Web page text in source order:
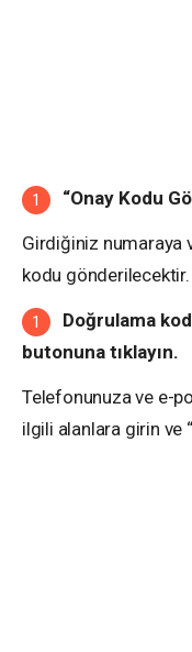
“Onay Kodu
Girdiğiniz numaraya
kodu gönderilecektir.
Doğrulama
butonuna tıklayın.
Telefonunuza ve e-
ilgili alanlara girin ve